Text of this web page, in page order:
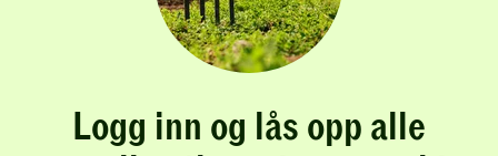
Logg inn og lås opp alle